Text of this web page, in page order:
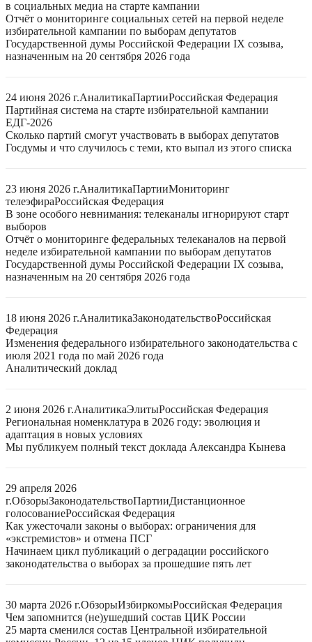
в социальных медиа на старте кампании
Отчёт о мониторинге социальных сетей на первой неделе
избирательной кампании по выборам депутатов
Государственной думы Российской Федерации IX созыва,
назначенным на 20 сентября 2026 года
24 июня 2026 г.АналитикаПартииРоссийская Федерация
Партийная система на старте избирательной кампании
ЕДГ-2026
Сколько партий смогут участвовать в выборах депутатов
Госдумы и что случилось с теми, кто выпал из этого списка
23 июня 2026 г.АналитикаПартииМониторинг
телеэфираРоссийская Федерация
В зоне особого невнимания: телеканалы игнорируют старт
выборов
Отчёт о мониторинге федеральных телеканалов на первой
неделе избирательной кампании по выборам депутатов
Государственной думы Российской Федерации IX созыва,
назначенным на 20 сентября 2026 года
18 июня 2026 г.АналитикаЗаконодательствоРоссийская
Федерация
Изменения федерального избирательного законодательства с
июля 2021 года по май 2026 года
Аналитический доклад
2 июня 2026 г.АналитикаЭлитыРоссийская Федерация
Региональная номенклатура в 2026 году: эволюция и
адаптация в новых условиях
Мы публикуем полный текст доклада Александра Кынева
29 апреля 2026
г.ОбзорыЗаконодательствоПартииДистанционное
голосованиеРоссийская Федерация
Как ужесточали законы о выборах: ограничения для
«экстремистов» и отмена ПСГ
Начинаем цикл публикаций о деградации российского
законодательства о выборах за прошедшие пять лет
30 марта 2026 г.ОбзорыИзбиркомыРоссийская Федерация
Чем запомнится (не)ушедший состав ЦИК России
25 марта сменился состав Центральной избирательной